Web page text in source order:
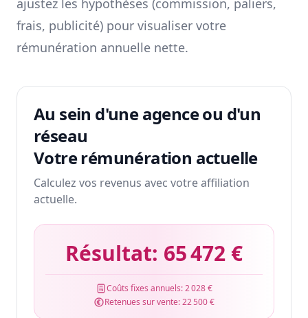
ajustez les hypothèses (commission, paliers,
frais, publicité) pour visualiser votre
rémunération annuelle nette.
Au sein d'une agence ou d'un
réseau
Votre rémunération actuelle
Calculez vos revenus avec votre affiliation
actuelle.
Résultat: 65 472 €
Coûts fixes annuels:2 028 €
Retenues sur vente:22 500 €